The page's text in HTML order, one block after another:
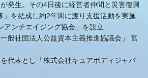
発生。その4日後に経営者仲間と災害復興
」を結成し約2年間に渡り支援活動を実施
ンチエイジング協会」を設立
般社団法人公益資本主義推進協議会」 宮
代表とし「株式会社キュアボディジャパ